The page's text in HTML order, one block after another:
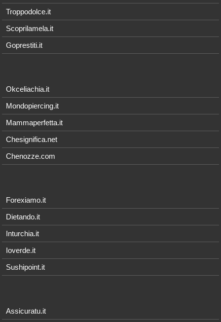
Troppodolce.it
Scoprilamela.it
Goprestiti.it
Okceliachia.it
Mondopiercing.it
Mammaperfetta.it
Chesignifica.net
Chenozze.com
Forexiamo.it
Dietando.it
Inturchia.it
Ioverde.it
Sushipoint.it
Assicuratu.it